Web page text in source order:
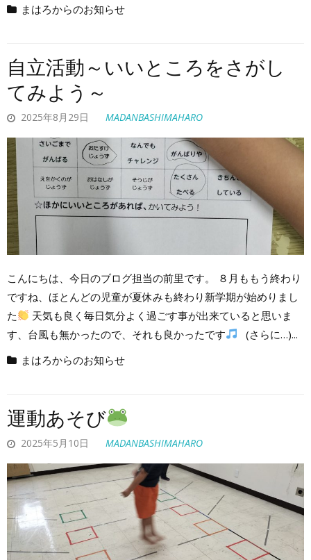
まはろからのお知らせ
自立活動～いいところをさがし
てみよう～
2025年8月29日 MADANBASHIMAHARO
こんにちは、今日のブログ担当の前里です。 ８月ももう終わり
ですね、ほとんどの児童が夏休みも終わり新学期が始めりまし
た
天気も良く毎日気分よく過ごす事が出来ていると思いま
す、台風も無かったので、それも良かったです
(さらに…)...
まはろからのお知らせ
運動あそび
2025年5月10日 MADANBASHIMAHARO